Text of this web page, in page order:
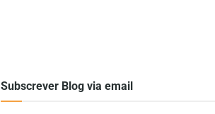
Subscrever Blog via email